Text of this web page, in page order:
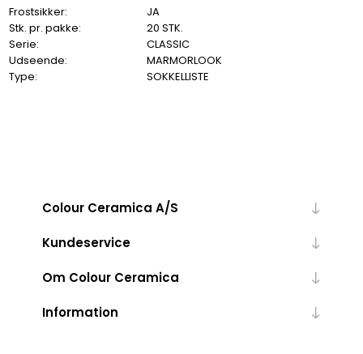
Frostsikker:
JA
Stk. pr. pakke:
20 STK.
Serie:
CLASSIC
Udseende:
MARMORLOOK
Type:
SOKKELLISTE
Colour Ceramica A/S
Kundeservice
Om Colour Ceramica
Information